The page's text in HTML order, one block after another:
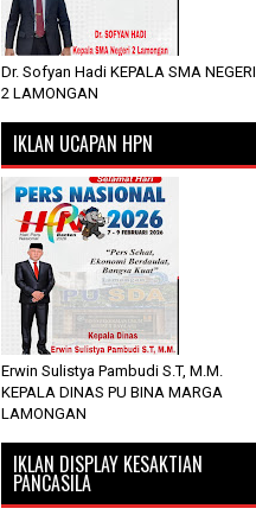
Dr. Sofyan Hadi KEPALA SMA NEGERI
2 LAMONGAN
IKLAN UCAPAN HPN
Erwin Sulistya Pambudi S.T, M.M.
KEPALA DINAS PU BINA MARGA
LAMONGAN
IKLAN DISPLAY KESAKTIAN
PANCASILA